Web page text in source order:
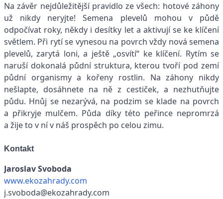
Na závěr nejdůležitější pravidlo ze všech: hotové záhony
už nikdy neryjte! Semena plevelů mohou v půdě
odpočívat roky, někdy i desítky let a aktivují se ke klíčení
světlem. Při rytí se vynesou na povrch vždy nová semena
plevelů, zarytá loni, a ještě „osvítí“ ke klíčení. Rytím se
naruší dokonalá půdní struktura, kterou tvoří pod zemí
půdní organismy a kořeny rostlin. Na záhony nikdy
nešlapte, dosáhnete na ně z cestiček, a nezhutňujte
půdu. Hnůj se nezarývá, na podzim se klade na povrch
a přikryje mulčem. Půda díky této peřince nepromrzá
a žije to v ní v náš prospěch po celou zimu.
Kontakt
Jaroslav Svoboda
www.ekozahrady.com
j.svoboda@ekozahrady.com